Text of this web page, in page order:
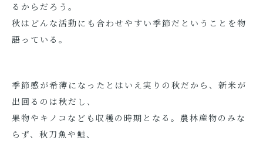
るからだろう。
秋はどんな活動にも合わせやすい季節だということを物
語っている。
季節感が希薄になったとはいえ実りの秋だから、新米が
出回るのは秋だし、
果物やキノコなども収穫の時期となる。農林産物のみな
らず、秋刀魚や鮭、